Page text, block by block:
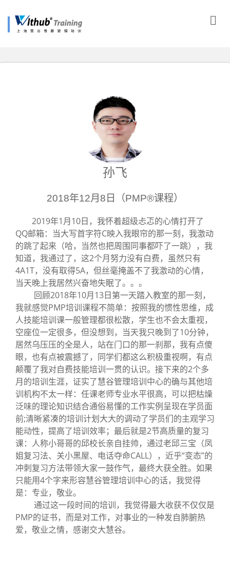
孙飞
2018年12月8日（PMP®课程）
2019年1月10日，我怀着超级忐忑的心情打开了
QQ邮箱：当大写首字符C映入我眼帘的那一刻，我激动
的跳了起来（哈，当然也把周围同事都吓了一跳），我
知道，我通过了，这2个月努力没有白费，虽然只有
4A1T，没有取得5A，但丝毫掩盖不了我激动的心情，
当天晚上我居然兴奋地失眠了。。。
回顾2018年10月13日第一天踏入教室的那一刻，
我就感觉PMP培训课程不简单：按照我的惯性思维，成
人技能培训课一般管理都很松散，学生也不会太重视，
空座位一定很多，但没想到，当天我只晚到了10分钟，
居然乌压压的全是人，站在门口的那一刹那，我有点傻
眼，也有点被震撼了，同学们都这么积极重视啊，有点
颠覆了我对自费技能培训一贯的认识。接下来的2个多
月的培训生涯，证实了慧谷管理培训中心的确与其他培
训机构不太一样：任课老师专业水平很高，可以把枯燥
泛味的理论知识结合通俗易懂的工作实例呈现在学员面
前;清晰紧凑的培训计划大大的调动了学员们的主观学习
能动性，提高了培训效率；最后就是2节高质量的复习
课：人称小哥哥的邱校长亲自挂帅，通过老邱三宝（凤
姐复习法、关小黑屋、电话夺命CALL），近乎“变态”的
冲刺复习方法带领大家一鼓作气，最终大获全胜。如果
只能用4个字来形容慧谷管理培训中心的话，我觉得
是：专业，敬业。
通过这一段时间的培训，我觉得最大收获不仅仅是
PMP的证书，而是对工作，对事业的一种发自肺腑热
爱，敬业之情，感谢交大慧谷。